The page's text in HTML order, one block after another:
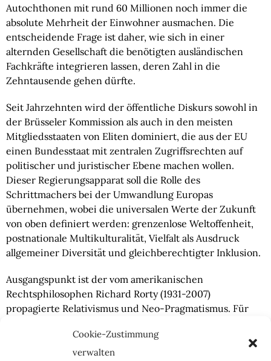
Cookie-Zustimmung
verwalten
Autochthonen mit rund 60 Millionen noch immer die
absolute Mehrheit der Einwohner ausmachen. Die
entscheidende Frage ist daher, wie sich in einer
alternden Gesellschaft die benötigten ausländischen
Fachkräfte integrieren lassen, deren Zahl in die
Zehntausende gehen dürfte.
Seit Jahrzehnten wird der öffentliche Diskurs sowohl in
der Brüsseler Kommission als auch in den meisten
Mitgliedsstaaten von Eliten dominiert, die aus der EU
einen Bundesstaat mit zentralen Zugriffsrechten auf
politischer und juristischer Ebene machen wollen.
Dieser Regierungsapparat soll die Rolle des
Schrittmachers bei der Umwandlung Europas
übernehmen, wobei die universalen Werte der Zukunft
von oben definiert werden: grenzenlose Weltoffenheit,
postnationale Multikulturalität, Vielfalt als Ausdruck
allgemeiner Diversität und gleichberechtigter Inklusion.
Ausgangspunkt ist der vom amerikanischen
Rechtsphilosophen Richard Rorty (1931-2007)
propagierte Relativismus und Neo-Pragmatismus. Für
absolute Werte nicht mehr existieren werden“
individuelle Wohlbefinden werde das einzige sein, das